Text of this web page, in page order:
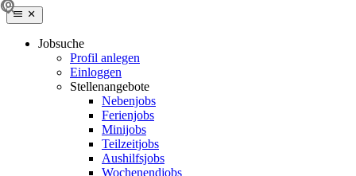
Jobsuche
Profil anlegen
Einloggen
Stellenangebote
Nebenjobs
Ferienjobs
Minijobs
Teilzeitjobs
Aushilfsjobs
Wochenendjobs